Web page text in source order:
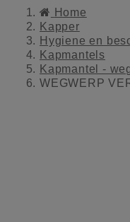
Home
Kapper
Hygiene en
Kapmantels
Kapmantel -
WEGWERP